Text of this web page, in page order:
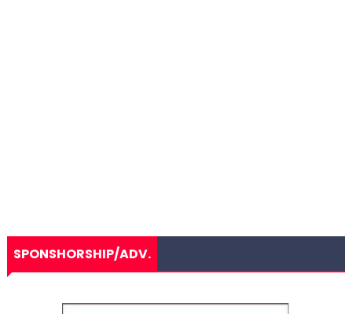
SPONSHORSHIP/ADV.